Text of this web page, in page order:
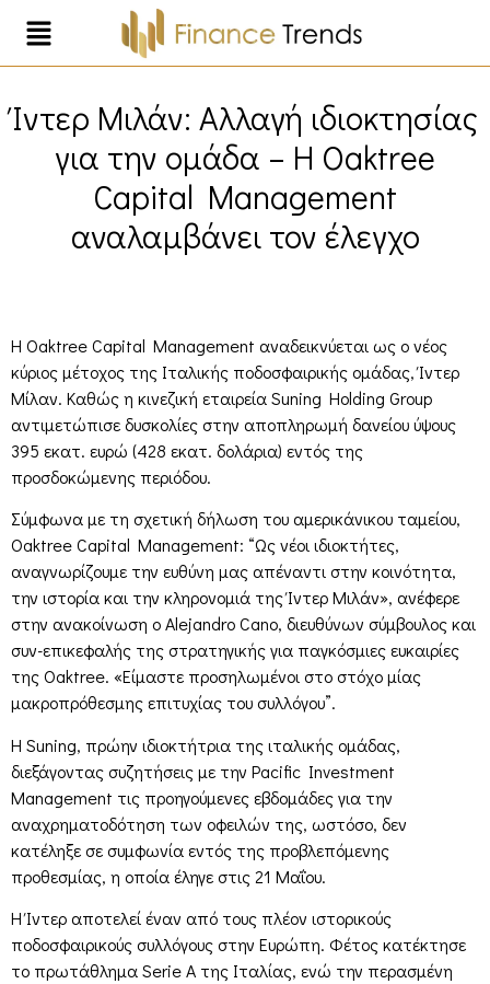
Ίντερ Μιλάν: Αλλαγή ιδιοκτησίας
για την ομάδα – Η Oaktree
Capital Management
αναλαμβάνει τον έλεγχο
Η Oaktree Capital Management αναδεικνύεται ως ο νέος
κύριος μέτοχος της Ιταλικής ποδοσφαιρικής ομάδας, Ίντερ
Μίλαν. Καθώς η κινεζική εταιρεία Suning Holding Group
αντιμετώπισε δυσκολίες στην αποπληρωμή δανείου ύψους
395 εκατ. ευρώ (428 εκατ. δολάρια) εντός της
προσδοκώμενης περιόδου.
Σύμφωνα με τη σχετική δήλωση του αμερικάνικου ταμείου,
Oaktree Capital Management: “Ως νέοι ιδιοκτήτες,
αναγνωρίζουμε την ευθύνη μας απέναντι στην κοινότητα,
την ιστορία και την κληρονομιά της Ίντερ Μιλάν», ανέφερε
στην ανακοίνωση ο Alejandro Cano, διευθύνων σύμβουλος και
συν-επικεφαλής της στρατηγικής για παγκόσμιες ευκαιρίες
της Oaktree. «Είμαστε προσηλωμένοι στο στόχο μίας
μακροπρόθεσμης επιτυχίας του συλλόγου”.
Η Suning, πρώην ιδιοκτήτρια της ιταλικής ομάδας,
διεξάγοντας συζητήσεις με την Pacific Investment
Management τις προηγούμενες εβδομάδες για την
αναχρηματοδότηση των οφειλών της, ωστόσο, δεν
κατέληξε σε συμφωνία εντός της προβλεπόμενης
προθεσμίας, η οποία έληγε στις 21 Μαΐου.
Η Ίντερ αποτελεί έναν από τους πλέον ιστορικούς
ποδοσφαιρικούς συλλόγους στην Ευρώπη. Φέτος κατέκτησε
το πρωτάθλημα Serie A της Ιταλίας, ενώ την περασμένη